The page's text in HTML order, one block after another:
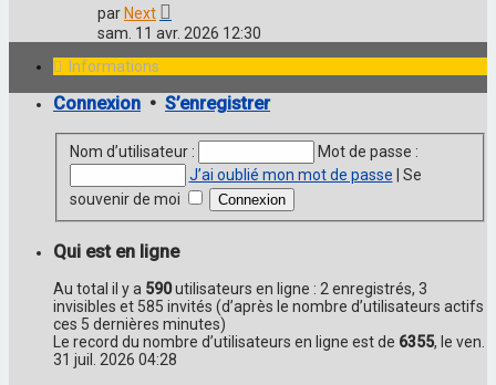
par Next
le
dernier
message
sam. 11 avr. 2026 12:30
Informations
Connexion • S’enregistrer
Nom d’utilisateur :
Mot de passe :
J’ai oublié mon mot de passe
Se
souvenir de moi
Qui est en ligne
Au total il y a 590utilisateurs en ligne : 2 enregistrés, 3
invisibles et 585 invités (d’après le nombre d’utilisateurs actifs
ces 5 dernières minutes)
Le record du nombre d’utilisateurs en ligne est de 6355, le ven.
31 juil. 2026 04:28